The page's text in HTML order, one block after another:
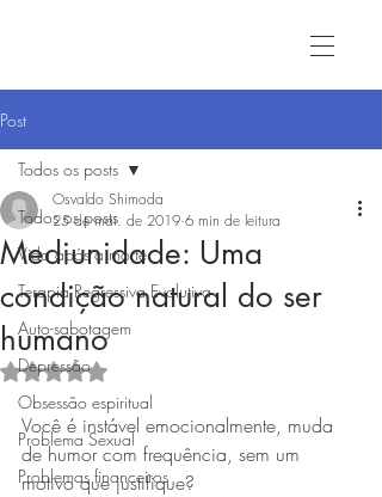
Post
Todos os posts
Vida após a morte
Terapia Regressiva Evolutiva
Auto-sabotagem
Depressão
Obsessão espiritual
Problema Sexual
Problemas financeiros
Todos os posts
Mediunidade: Uma
condição natural do ser
humano
Osvaldo Shimoda
25 de mai. de 2019 6 min de leitura
Avaliado com NaN de 5 estrelas.
Você é instável emocionalmente, muda
de humor com frequência, sem um
motivo que justifique?